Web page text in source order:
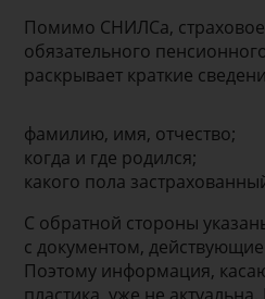
Помимо СНИЛСа, страховое
обязательного
раскрывает краткие
фамилию, имя, отчество;
когда и где родился;
какого пола
С обратной стороны
с документом,
Поэтому информация,